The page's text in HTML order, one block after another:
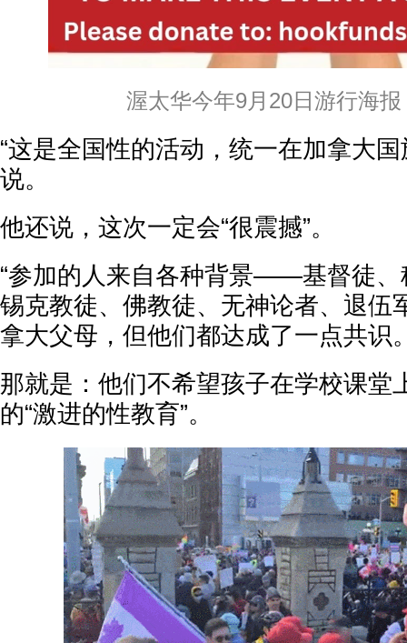
渥太华今年9月20日游行海
“这是全国性的活动，统一在加拿大
说。
他还说，这次一定会“很震撼”。
“参加的人来自各种背景——基督徒、
锡克教徒、佛教徒、无神论者、退伍
拿大父母，但他们都达成了一点共识
那就是：他们不希望孩子在学校课堂
的“激进的性教育”。